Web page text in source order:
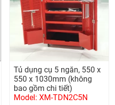
Tủ dụng cụ 5 ngăn, 550 x
550 x 1030mm (không
bao gồm chi tiết)
Model: XM-TDN2C5N